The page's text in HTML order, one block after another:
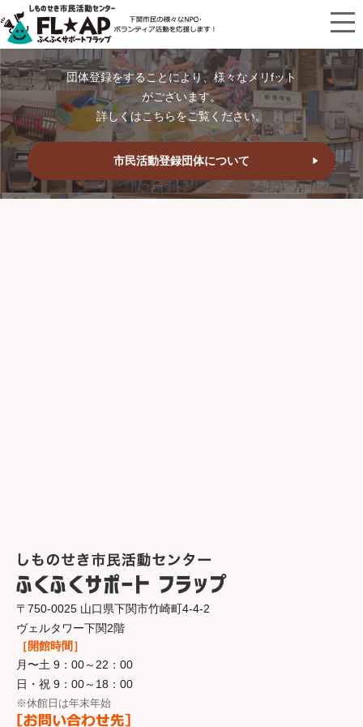
団体登録をすることにより、様々なメリfット
がございます。
詳しくはこちらをご覧ください。
市民活動登録団体について
〒750-0025 山口県下関市竹崎町4-4-2
ヴェルタワー下関2階
［開館時間］
月〜土 9：00～22：00
日・祝 9：00～18：00
※休館日は年末年始